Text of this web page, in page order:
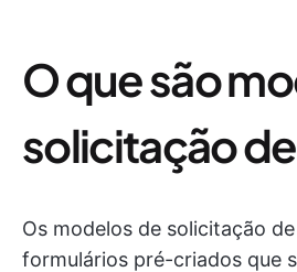
O que são
solicitação
Os modelos de solicitação
formulários pré-criados que